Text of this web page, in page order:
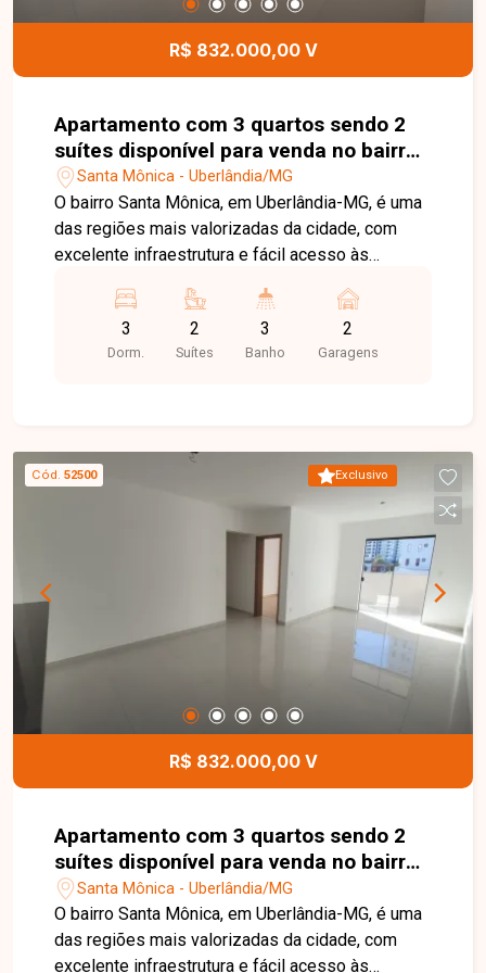
de perto todos os detalhes deste incrível
apartamento, ideal para morar ou investir.
R$ 832.000,00 V
Apartamento com 3 quartos sendo 2
suítes disponível para venda no bairro
Santa Mônica em Uberlândia-MG
Santa Mônica - Uberlândia/MG
O bairro Santa Mônica, em Uberlândia-MG, é uma
das regiões mais valorizadas da cidade, com
excelente infraestrutura e fácil acesso às
universidades, supermercados, escolas,
farmácias, restaurantes e diversos serviços,
proporcionando praticidade e qualidade de vida.
além de banheiro social. O condomínio oferece
02 vagas de garagem, 02 elevadores, portaria
virtual, hall de espera, área kids, academia, salão
de festas e espaço gourmet com churrasqueira,
garantindo conforto, lazer e segurança para toda
informações e agende uma visita para conhecer
este excelente apartamento.
3
Dorm.
2
Suítes
3
Banho
2
Garagens
Exclusivo
Cód. 52500
R$ 832.000,00 V
Apartamento com 3 quartos sendo 2
suítes disponível para venda no bairro
Santa Mônica em Uberlândia-MG
Santa Mônica - Uberlândia/MG
O bairro Santa Mônica, em Uberlândia-MG, é uma
das regiões mais valorizadas da cidade, com
excelente infraestrutura e fácil acesso às